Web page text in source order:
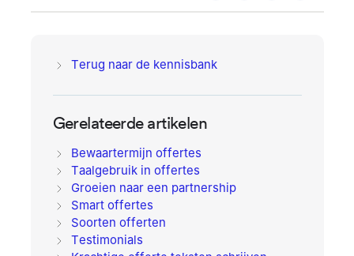
Terug naar de kennisbank
Gerelateerde artikelen
Bewaartermijn offertes
Taalgebruik in offertes
Groeien naar een partnership
Smart offertes
Soorten offerten
Testimonials